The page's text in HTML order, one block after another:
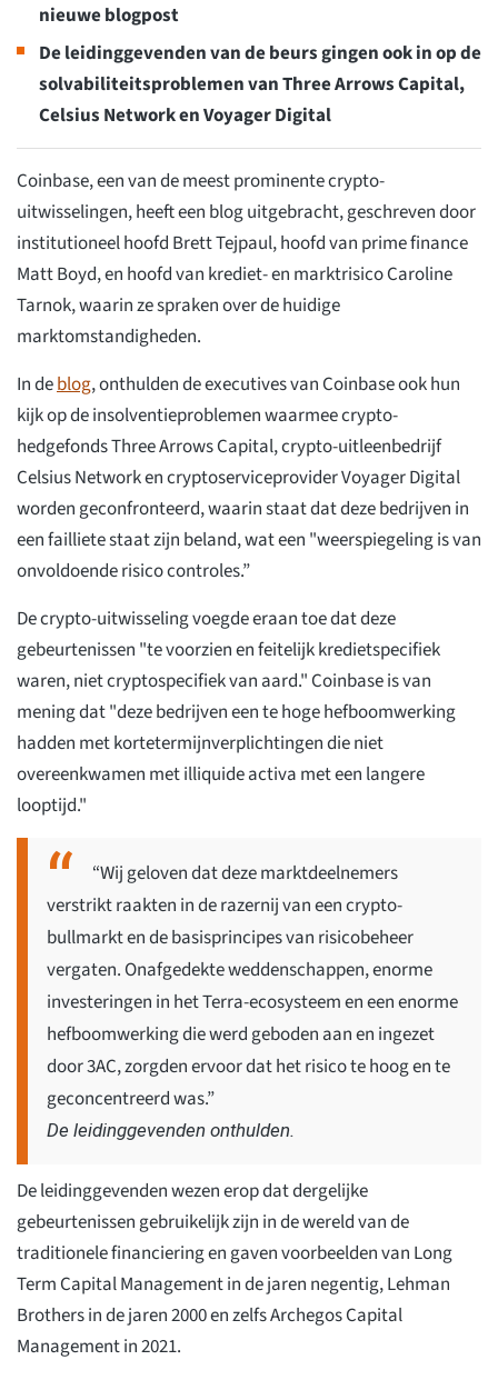
nieuwe blogpost
De leidinggevenden van de beurs gingen ook in op de
solvabiliteitsproblemen van Three Arrows Capital,
Celsius Network en Voyager Digital
Coinbase, een van de meest prominente crypto-
uitwisselingen, heeft een blog uitgebracht, geschreven door
institutioneel hoofd Brett Tejpaul, hoofd van prime finance
Matt Boyd, en hoofd van krediet- en marktrisico Caroline
Tarnok, waarin ze spraken over de huidige
marktomstandigheden.
In deblog, onthulden de executives van Coinbase ook hun
kijk op de insolventieproblemen waarmee crypto-
hedgefonds Three Arrows Capital, crypto-uitleenbedrijf
Celsius Network en cryptoserviceprovider Voyager Digital
worden geconfronteerd, waarin staat dat deze bedrijven in
een failliete staat zijn beland, wat een "weerspiegeling is van
onvoldoende risico controles.”
De crypto-uitwisseling voegde eraan toe dat deze
gebeurtenissen "te voorzien en feitelijk kredietspecifiek
waren, niet cryptospecifiek van aard." Coinbase is van
mening dat "deze bedrijven een te hoge hefboomwerking
hadden met kortetermijnverplichtingen die niet
overeenkwamen met illiquide activa met een langere
looptijd."
“Wij geloven dat deze marktdeelnemers
verstrikt raakten in de razernij van een crypto-
bullmarkt en de basisprincipes van risicobeheer
vergaten. Onafgedekte weddenschappen, enorme
investeringen in het Terra-ecosysteem en een enorme
hefboomwerking die werd geboden aan en ingezet
door 3AC, zorgden ervoor dat het risico te hoog en te
geconcentreerd was.”
De leidinggevenden onthulden.
De leidinggevenden wezen erop dat dergelijke
gebeurtenissen gebruikelijk zijn in de wereld van de
traditionele financiering en gaven voorbeelden van Long
Term Capital Management in de jaren negentig, Lehman
Brothers in de jaren 2000 en zelfs Archegos Capital
Management in 2021.